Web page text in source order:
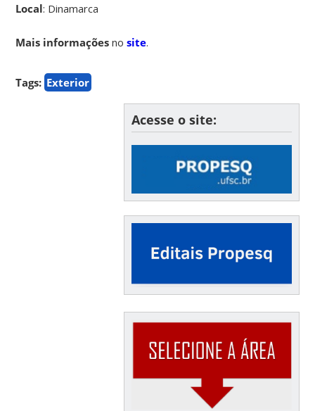
Local: Dinamarca
Mais informações nosite.
Tags: Exterior
Acesse o site: